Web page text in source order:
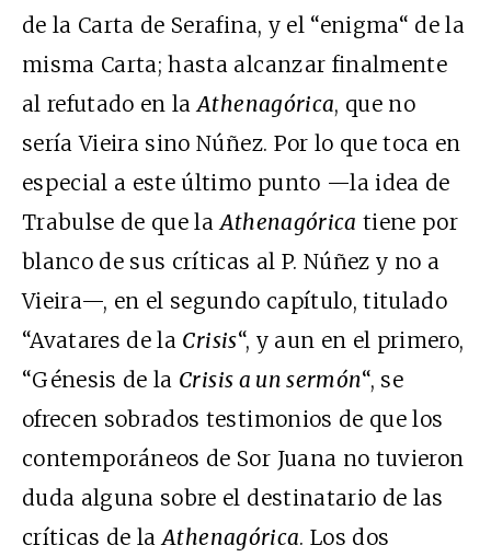
de la Carta de Serafina, y el “enigma“ de la
misma Carta; hasta alcanzar finalmente
al refutado en laAthenagórica, que no
sería Vieira sino Núñez. Por lo que toca en
especial a este último punto —la idea de
Trabulse de que laAthenagórica tiene por
blanco de sus críticas al P. Núñez y no a
Vieira—, en el segundo capítulo, titulado
“Avatares de la Crisis“, y aun en el primero,
“Génesis de la Crisis a un sermón“, se
ofrecen sobrados testimonios de que los
contemporáneos de Sor Juana no tuvieron
duda alguna sobre el destinatario de las
críticas de laAthenagórica. Los dos